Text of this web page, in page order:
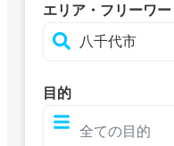
エリア・フリーワ
目的